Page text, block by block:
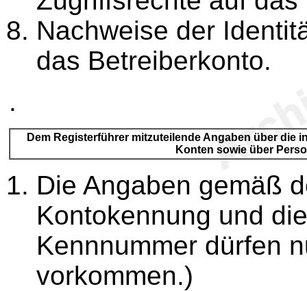
Nachweise der
das Betreiberkonto.
.
Dem Registerführer mitzuteilende Angaben über die
Konten sowie über
Die Angaben gemäß
Kontokennung und
Kennnummer dürfen
vorkommen.)